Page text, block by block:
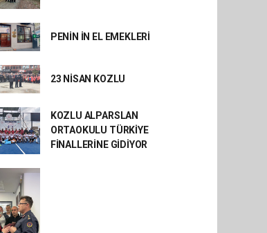
PENİN İN EL EMEKLERİ
23 NİSAN KOZLU
KOZLU ALPARSLAN
ORTAOKULU TÜRKİYE
FİNALLERİNE GİDİYOR